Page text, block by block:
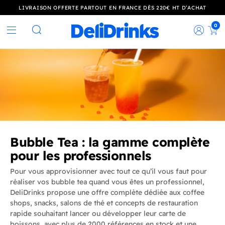
LIVRAISON OFFERTE PARTOUT EN FRANCE DÈS 220€ HT D’ACHAT
Rechercher
0
Bubble Tea : la gamme complète
pour les professionnels
Pour vous approvisionner avec tout ce qu’il vous faut pour
réaliser vos bubble tea quand vous êtes un professionnel,
DeliDrinks propose une offre complète dédiée aux coffee
shops, snacks, salons de thé et concepts de restauration
rapide souhaitant lancer ou développer leur carte de